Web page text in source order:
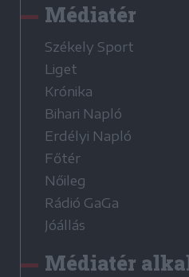
Médiatér
Székely Sport
Liget
Krónika
Bihari Napló
Erdélyi Napló
Főtér
Nőileg
Rádió GaGa
Jóállás
Médiatér